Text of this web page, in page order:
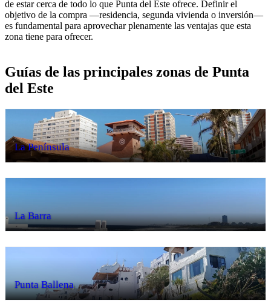
de estar cerca de todo lo que Punta del Este ofrece. Definir el
objetivo de la compra —residencia, segunda vivienda o inversión—
es fundamental para aprovechar plenamente las ventajas que esta
zona tiene para ofrecer.
Guías de las principales zonas de Punta
del Este
La Península
La Barra
Punta Ballena